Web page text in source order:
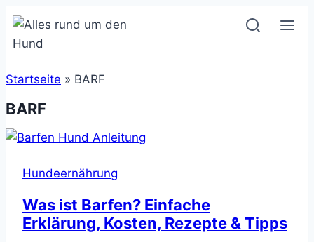
Zum
Inhalt
springen
Startseite » BARF
BARF
Hundeernährung
Was ist Barfen? Einfache
Erklärung, Kosten, Rezepte & Tipps